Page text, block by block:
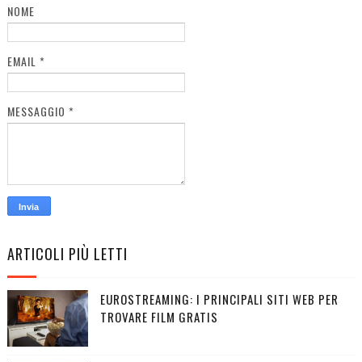
NOME
EMAIL *
MESSAGGIO *
ARTICOLI PIÙ LETTI
EUROSTREAMING: I PRINCIPALI SITI WEB PER
TROVARE FILM GRATIS